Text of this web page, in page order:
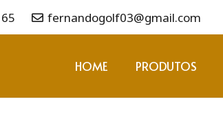
fernandogolf03@gmail.com
HOME PRODUTOS